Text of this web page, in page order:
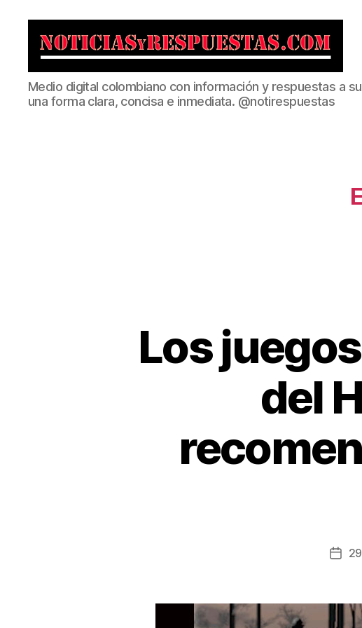
Noticias
y
Respuestas
Medio digital colombiano con información y respuestas a
una forma clara, concisa e inmediata. @notirespuestas
Los
del
Fecha